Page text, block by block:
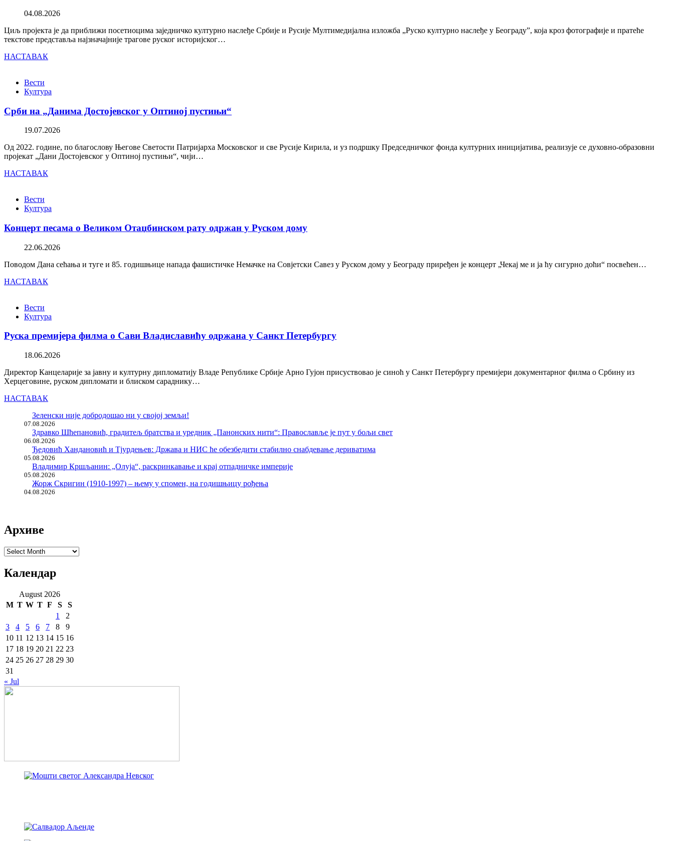
04.08.2026
Циљ пројекта је да приближи посетиоцима заједничко културно наслеђе Србије и Русије Мултимедијална изложба „Руско културно наслеђе у Београду”, која кроз фотографије и пратеће
текстове представља најзначајније трагове руског историјског…
НАСТАВАК
Вести
Култура
Срби на „Данима Достојевског у Оптиној пустињи“
19.07.2026
Од 2022. године, по благослову Његове Светости Патријарха Московског и све Русије Кирила, и уз подршку Председничког фонда културних иницијатива, реализује се духовно-образовни
пројекат „Дани Достојевског у Оптиној пустињи“, чији…
НАСТАВАК
Вести
Култура
Концерт песама о Великом Отаџбинском рату одржан у Руском дому
22.06.2026
Поводом Дана сећања и туге и 85. годишњице напада фашистичке Немачке на Совјетски Савез у Руском дому у Београду приређен је концерт „Чекај ме и ја ћу сигурно доћи“ посвећен…
НАСТАВАК
Вести
Култура
Руска премијера филма о Сави Владиславићу одржана у Санкт Петербургу
18.06.2026
Директор Канцеларије за јавну и културну дипломатију Владе Републике Србије Арно Гујон присуствовао је синоћ у Санкт Петербургу премијери документарног филма о Србину из
Херцеговине, руском дипломати и блиском сараднику…
НАСТАВАК
Зеленски није добродошао ни у својој земљи!
07.08.2026
Здравко Шћепановић, градитељ братства и уредник „Панонских нити“: Православље је пут у бољи свет
06.08.2026
Ђедовић Хандановић и Тјурдењев: Држава и НИС ће обезбедити стабилно снабдевање дериватима
05.08.2026
Владимир Кршљанин: „Олуја“, раскринкавање и крај отпадничке империје
05.08.2026
Жорж Скригин (1910-1997) – њему у спомен, на годишњицу рођења
04.08.2026
Архиве
Архиве
Календар
August 2026
M T W T F S
S
1
2
3
4 5 6 7 8
9
10 11 12 13 14 15 16
17 18 19 20 21 22 23
24 25 26 27 28 29 30
31
« Jul